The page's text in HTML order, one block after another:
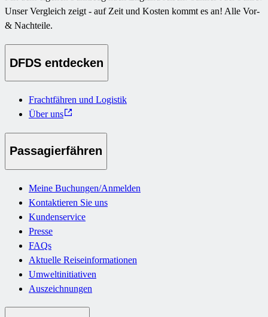
Unser Vergleich zeigt - auf Zeit und Kosten kommt es an! Alle Vor-
& Nachteile.
DFDS entdecken
Frachtfähren und Logistik
Über uns
Passagierfähren
Meine Buchungen/Anmelden
Kontaktieren Sie uns
Kundenservice
Presse
FAQs
Aktuelle Reiseinformationen
Umweltinitiativen
Auszeichnungen